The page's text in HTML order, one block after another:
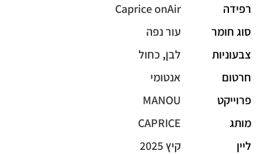
רפידה
Caprice onAir
סוג חומר
עור נפה
צבעוניות
לבן, כחול
חרטום
אנטומי
פרוייקט
MANOU
מותג
CAPRICE
ליין
קיץ 2025